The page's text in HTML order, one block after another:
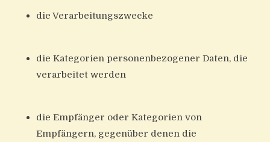
die Verarbeitungszwecke
die Kategorien personenbezogener Daten, die
verarbeitet werden
die Empfänger oder Kategorien von
Empfängern, gegenüber denen die